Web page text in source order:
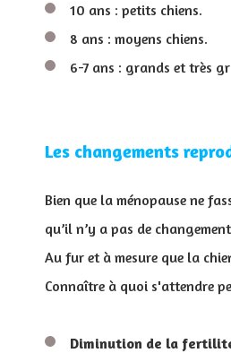
10 ans : petits chiens.
8 ans : moyens chiens.
6-7 ans : grands et très
Les changements
Bien que la ménopause ne
qu’il n’y a pas de
Au fur et à mesure que la
Connaître à quoi s'attendre
Diminution de la